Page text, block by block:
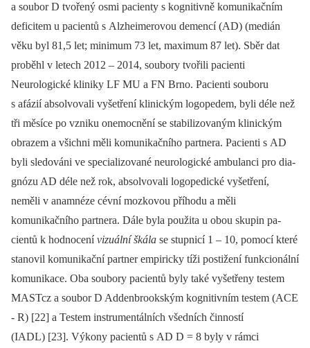
a soubor D tvořený osmi pa­cienty s kognitivně komunikačním
deficitem u pa­cientů s Alzheimerovou demencí (AD) (medián
věku byl 81,5 let; minimum 73 let, maximum 87 let). Sběr dat
proběhl v letech 2012 –⁠ 2014, soubory tvořili pa­cienti
Neurologické kliniky LF MU a FN Brno. Pa­cienti souboru
s afázií absolvovali vyšetření klinickým logopedem, byli déle než
tři měsíce po vzniku onemocnění se stabilizovaným klinickým
obrazem a všichni měli komunikačního partnera. Pa­cienti s AD
byli sledováni ve specializované neurologické ambulanci pro dia­
gnózu AD déle než rok, absolvovali logopedické vyšetření,
neměli v anamnéze cévní mozkovou příhodu a měli
komunikačního partnera. Dále byla použita u obou skupin pa­
cientů k hodnocenívizuální škála se stupnicí 1 –⁠ 10, pomocí které
stanovil komunikační partner empiricky tíži postižení funkcionální
komunikace. Oba soubory pa­cientů byly také vyšetřeny testem
MASTcz a soubor D Addenbrookským kognitivním testem (ACE
‑⁠ R) [22] a Testem instrumentálních všedních činností
(IADL) [23]. Výkony pa­cientů s AD D = 8 byly v rámci